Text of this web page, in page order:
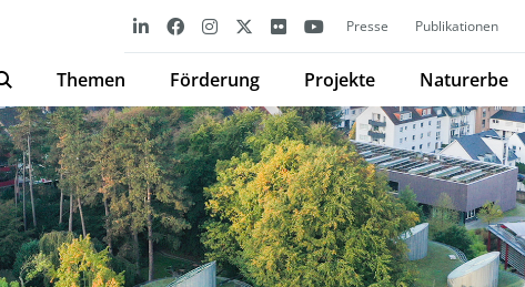
Presse Publikationen
Themen Förderung Projekte Naturerbe